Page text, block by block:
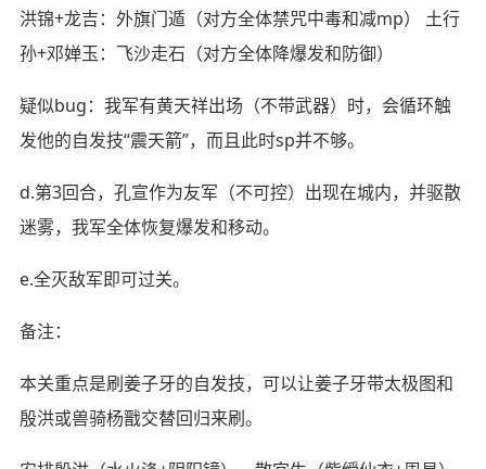
洪锦+龙吉：外旗门遁（对方全体禁咒中毒和减mp） 土行
孙+邓婵玉：飞沙走石（对方全体降爆发和防御）
疑似bug：我军有黄天祥出场（不带武器）时，会循环触
发他的自发技“震天箭”，而且此时sp并不够。
d.第3回合，孔宣作为友军（不可控）出现在城内，并驱散
迷雾，我军全体恢复爆发和移动。
e.全灭敌军即可过关。
备注：
本关重点是刷姜子牙的自发技，可以让姜子牙带太极图和
殷洪或兽骑杨戬交替回归来刷。